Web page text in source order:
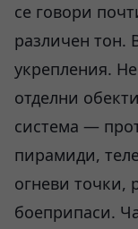
се говори
различен тон.
укрепления.
отделни
система —
пирамиди,
огневи точки,
боеприпаси.